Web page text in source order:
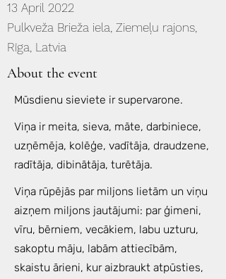
13 April 2022
Pulkveža Brieža iela, Ziemeļu rajons,
Rīga, Latvia
About the event
Mūsdienu sieviete ir supervarone.
Viņa ir meita, sieva, māte, darbiniece,
uzņēmēja, kolēģe, vadītāja, draudzene,
radītāja, dibinātāja, turētāja.
Viņa rūpējās par miljons lietām un viņu
aizņem miljons jautājumi: par ģimeni,
vīru, bērniem, vecākiem, labu uzturu,
sakoptu māju, labām attiecībām,
skaistu ārieni, kur aizbraukt atpūsties,